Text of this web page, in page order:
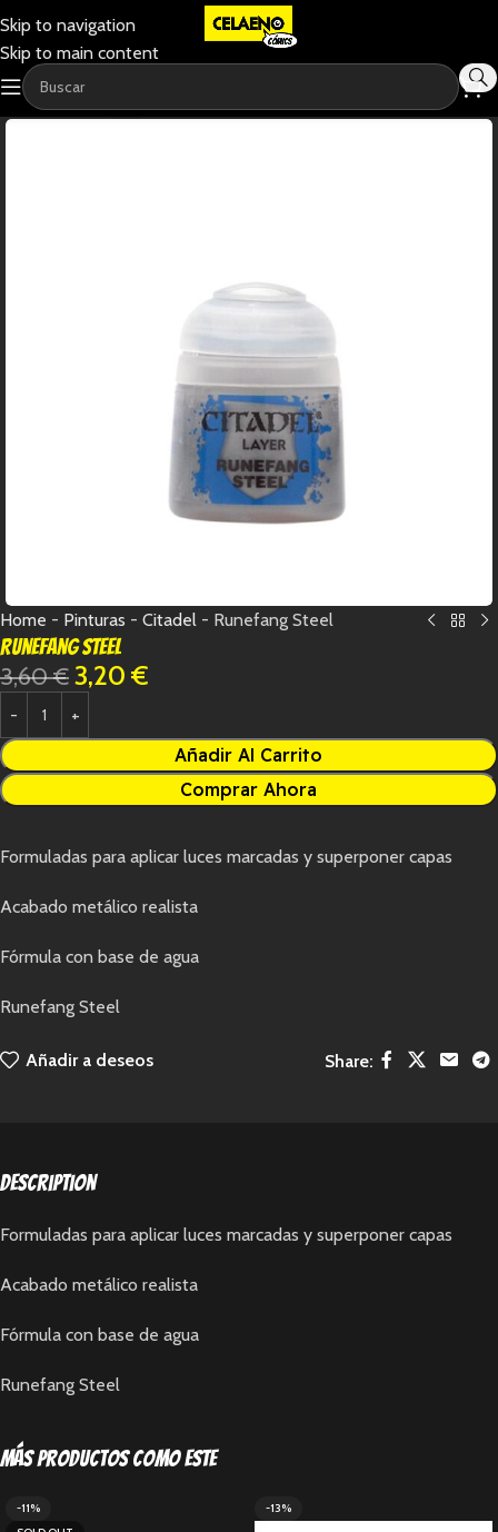
Skip to navigation
Skip to main content
-11%
Home - Pinturas - Citadel - Runefang Steel
Runefang Steel
3,60€3,20 €
Añadir Al Carrito
Comprar Ahora
Formuladas para aplicar luces marcadas y superponer capas
Acabado metálico realista
Fórmula con base de agua
Runefang Steel
Añadir a deseos Share:
Description
Formuladas para aplicar luces marcadas y superponer capas
Acabado metálico realista
Fórmula con base de agua
Runefang Steel
Más productos como este
-11%
-13%